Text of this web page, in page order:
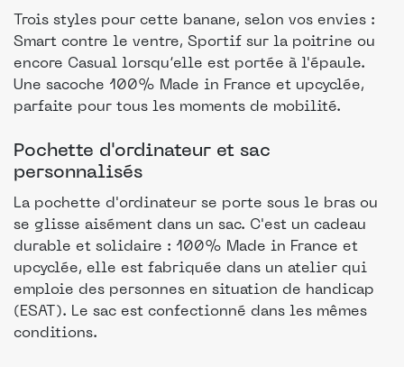
Trois styles pour cette banane, selon vos envies :
Smart contre le ventre, Sportif sur la poitrine ou
encore Casual lorsqu’elle est portée à l'épaule.
Une sacoche 100% Made in France et upcyclée,
parfaite pour tous les moments de mobilité.
Pochette d'ordinateur et sac
personnalisés
La pochette d'ordinateur se porte sous le bras ou
se glisse aisément dans un sac. C'est un cadeau
durable et solidaire : 100% Made in France et
upcyclée, elle est fabriquée dans un atelier qui
emploie des personnes en situation de handicap
(ESAT). Le sac est confectionné dans les mêmes
conditions.